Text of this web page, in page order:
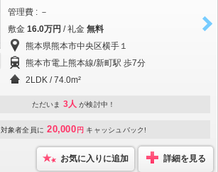
管理費 : －
敷金 16.0万円 / 礼金 無料
熊本県熊本市中央区横手１
熊本市電上熊本線/新町駅 歩7分
2LDK / 74.0m²
ただいま 3人 が検討中！
対象者全員に 20,000 円 キャッシュバック!
お気に入りに追加 詳細を見る